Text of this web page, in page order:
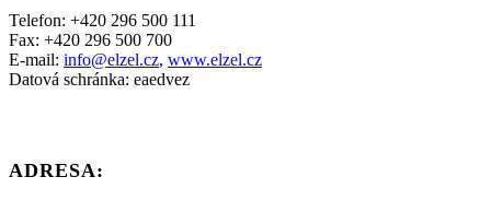
Telefon: +420 296 500 111
Fax: +420 296 500 700
E-mail: info@elzel.cz, www.elzel.cz
Datová schránka: eaedvez
ADRESA: